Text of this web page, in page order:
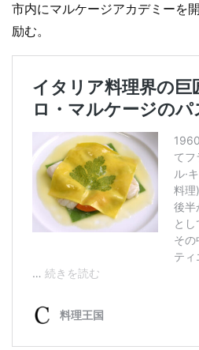
市内にマルケージアカデミーを
励む。